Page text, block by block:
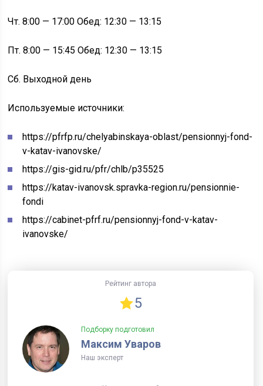
Чт. 8:00 — 17:00 Обед: 12:30 — 13:15
Пт. 8:00 — 15:45 Обед: 12:30 — 13:15
Сб. Выходной день
Используемые источники:
https://pfrfp.ru/chelyabinskaya-oblast/pensionnyj-fond-
v-katav-ivanovske/
https://gis-gid.ru/pfr/chlb/p35525
https://katav-ivanovsk.spravka-region.ru/pensionnie-
fondi
https://cabinet-pfrf.ru/pensionnyj-fond-v-katav-
ivanovske/
Рейтинг автора
5
Подборку подготовил
Максим Уваров
Наш эксперт